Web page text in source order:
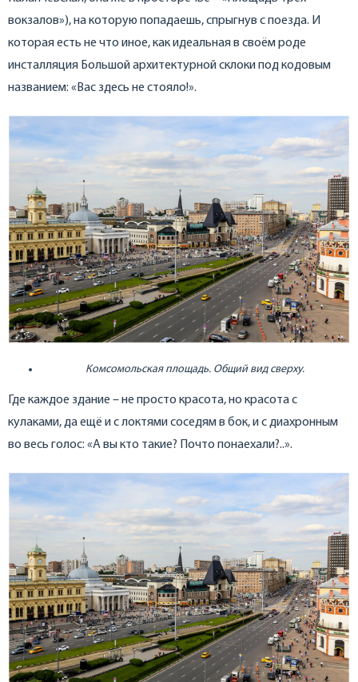
вокзалов»), на которую попадаешь, спрыгнув с поезда. И
которая есть не что иное, как идеальная в своём роде
инсталляция Большой архитектурной склоки под кодовым
названием: «Вас здесь не стояло!».
Комсомольская площадь. Общий вид сверху.
Где каждое здание – не просто красота, но красота с
кулаками, да ещё и с локтями соседям в бок, и с диахронным
во весь голос: «А вы кто такие? Почто понаехали?..».